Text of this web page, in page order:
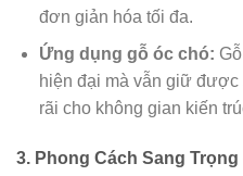
đơn giản hóa tối đa.
Ứng dụng gỗ óc chó:
hiện đại mà vẫn giữ được
rãi cho không gian kiến
3. Phong Cách Sang